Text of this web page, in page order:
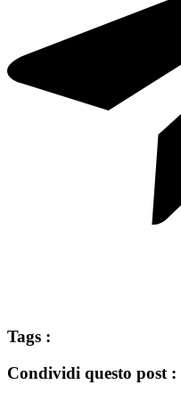
Tags :
Condividi questo post :